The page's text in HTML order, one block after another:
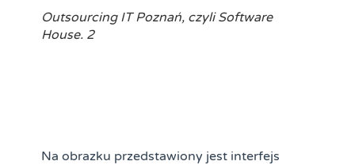
Outsourcing IT Poznań, czyli Software
House. 2
Na obrazku przedstawiony jest interfejs